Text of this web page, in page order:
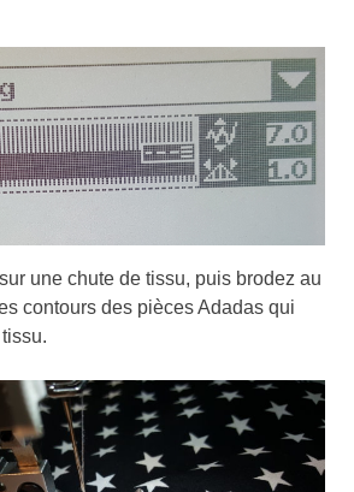
une chute de tissu, puis brodez au
contours des pièces Adadas qui